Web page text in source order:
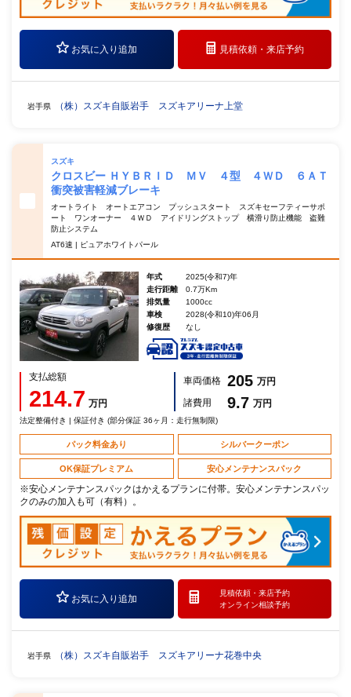
お気に入り追加 見積依頼・来店予約
岩手県 （株）スズキ自販岩手 スズキアリーナ上堂
スズキ
クロスビー ＨＹＢＲＩＤ ＭＶ ４型 ４ＷＤ ６ＡＴ
衝突被害軽減ブレーキ
オートライト オートエアコン プッシュスタート スズキセーフティーサポ
ート ワンオーナー ４ＷＤ アイドリングストップ 横滑り防止機能 盗難
防止システム
AT6速 | ピュアホワイトパール
年式
2025(令和7)年
走行距離
0.7万Km
排気量
1000cc
車検
2028(令和10)年06月
修復歴
なし
支払総額
214.7 万円
車両価格 205 万円
諸費用
9.7 万円
法定整備付き | 保証付き (部分保証 36ヶ月：走行無制限)
パック料金あり シルバークーポン
OK保証プレミアム 安心メンテナンスパック
※安心メンテナンスパックはかえるプランに付帯。安心メンテナンスパッ
クのみの加入も可（有料）。
お気に入り追加
見積依頼・ 来店予約
オンライン相談予約
岩手県 （株）スズキ自販岩手 スズキアリーナ花巻中央